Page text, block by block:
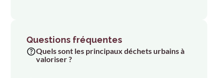
Questions fréquentes
Quels sont les principaux déchets urbains à
valoriser ?